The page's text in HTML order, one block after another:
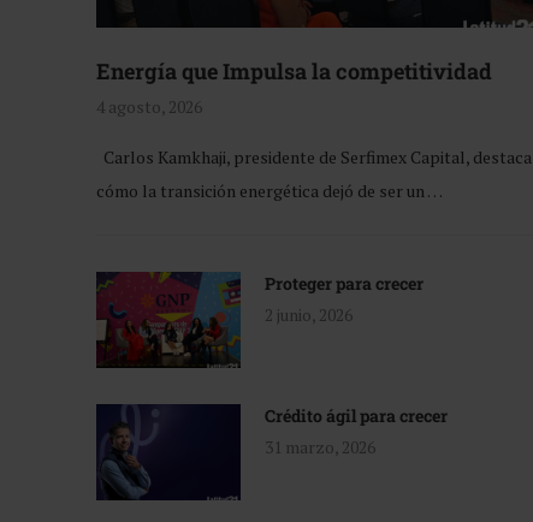
Energía que Impulsa la competitividad
4 agosto, 2026
Carlos Kamkhaji, presidente de Serfimex Capital, destaca
cómo la transición energética dejó de ser un …
Proteger para crecer
2 junio, 2026
Crédito ágil para crecer
31 marzo, 2026